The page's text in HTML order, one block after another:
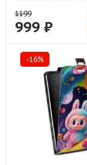
1199
999 ₽
-16%